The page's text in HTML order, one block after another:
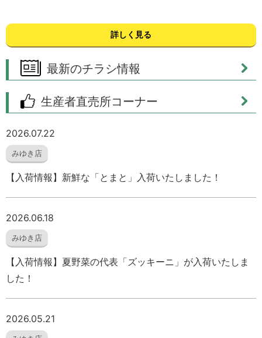
詳しく見る
最新のチラシ情報
生産者直売所コーナー
2026.07.22
みゆき店
【入荷情報】新鮮な「とまと」入荷いたしました！
2026.06.18
みゆき店
【入荷情報】夏野菜の代表「ズッキーニ」が入荷いたしま
した！
2026.05.21